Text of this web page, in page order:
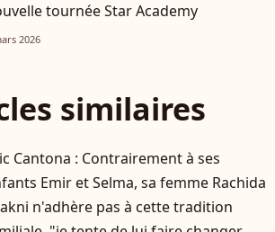
tournée Star Academy
2026
similaires
Cantona : Contrairement à ses
Emir et Selma, sa femme Rachida
n'adhère pas à cette tradition